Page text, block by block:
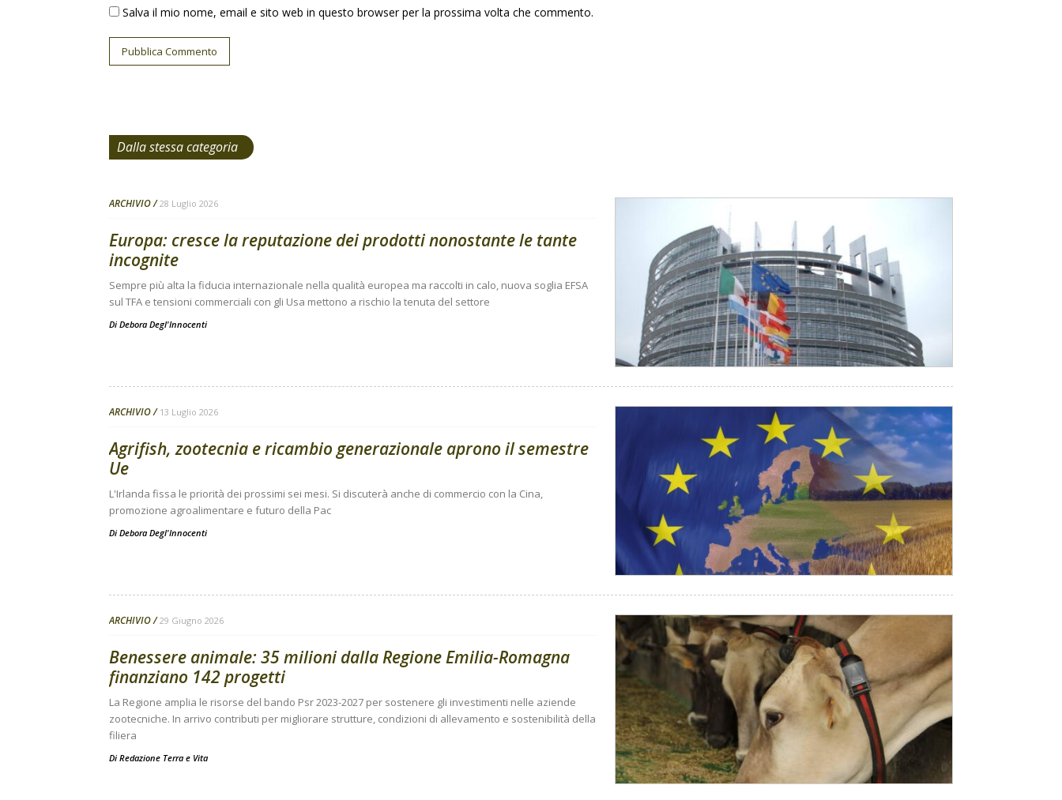
Salva il mio nome, email e sito web in questo browser per la prossima volta che commento.
Dalla stessa categoria
ARCHIVIO 28 Luglio 2026
Europa: cresce la reputazione dei prodotti nonostante le tante
incognite
Sempre più alta la fiducia internazionale nella qualità europea ma raccolti in calo, nuova soglia EFSA
sul TFA e tensioni commerciali con gli Usa mettono a rischio la tenuta del settore
Di Debora Degl'Innocenti
ARCHIVIO 13 Luglio 2026
Agrifish, zootecnia e ricambio generazionale aprono il semestre
Ue
L'Irlanda fissa le priorità dei prossimi sei mesi. Si discuterà anche di commercio con la Cina,
promozione agroalimentare e futuro della Pac
Di Debora Degl'Innocenti
ARCHIVIO 29 Giugno 2026
Benessere animale: 35 milioni dalla Regione Emilia-Romagna
finanziano 142 progetti
La Regione amplia le risorse del bando Psr 2023-2027 per sostenere gli investimenti nelle aziende
zootecniche. In arrivo contributi per migliorare strutture, condizioni di allevamento e sostenibilità della
filiera
Di Redazione Terra e Vita